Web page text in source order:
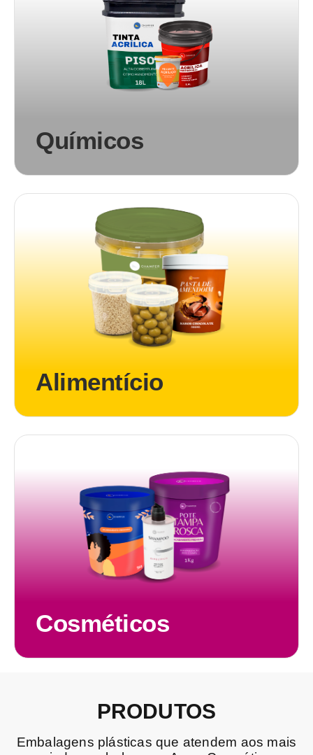
Químicos
Alimentício
Cosméticos
PRODUTOS
Embalagens plásticas que atendem aos mais